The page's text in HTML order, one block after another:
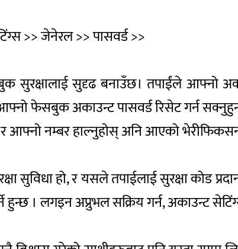
>> जेनेरल >> पासवर्ड >>
सुरक्षालाई सुदृढ बनाउँछ। तपाईंले आफ्नो
फेसबुक अकाउन्ट पासवर्ड रिसेट गर्न
र आफ्नो नम्बर हाल्नुहोस् अनि आएको
सुविधा हो, र यसले तपाईलाई सुरक्षा कोड
हुन्छ । लगइन अप्रुभल सक्रिय गर्न, अकाउन्ट